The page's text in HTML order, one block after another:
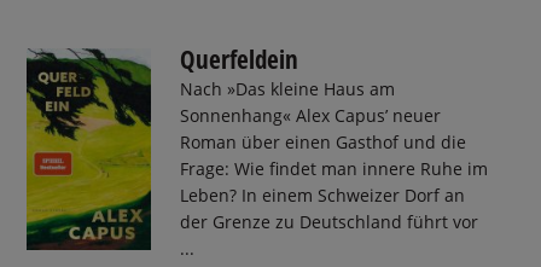
Querfeldein
Nach »Das kleine Haus am
Sonnenhang« Alex Capus’ neuer
Roman über einen Gasthof und die
Frage: Wie findet man innere Ruhe im
Leben? In einem Schweizer Dorf an
der Grenze zu Deutschland führt vor
...